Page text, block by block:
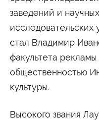
Студенту
Полезные ссылки
Новости и
Статьи
заведений и
исследовательских
стал Владимир
факультета рекламы
общественностью
культуры.
Высокого звания